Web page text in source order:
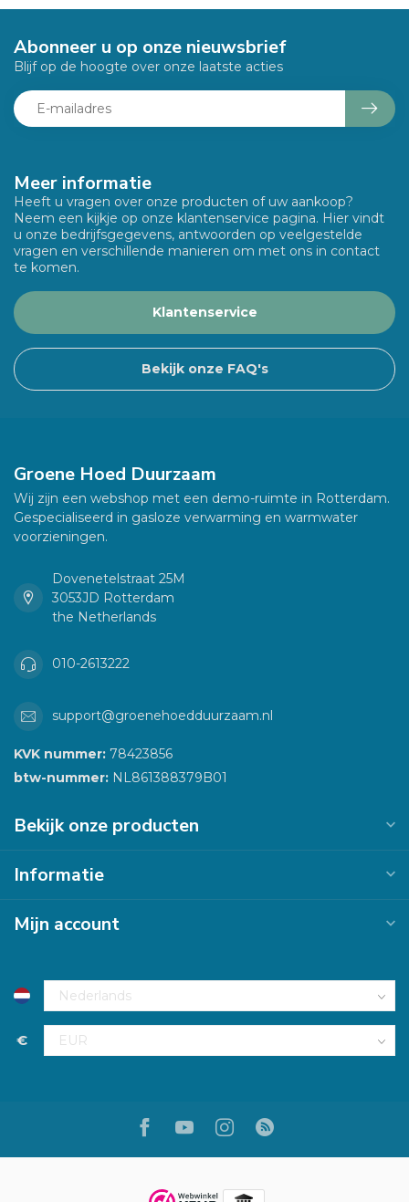
Meer informatie
Heeft u vragen over onze producten of uw aankoop?
Neem een kijkje op onze klantenservice pagina. Hier vindt
u onze bedrijfsgegevens, antwoorden op veelgestelde
vragen en verschillende manieren om met ons in contact
te komen.
Klantenservice
Bekijk onze FAQ's
Abonneer u op onze nieuwsbrief
Blijf op de hoogte over onze laatste acties
Groene Hoed Duurzaam
Wij zijn een webshop met een demo-ruimte in Rotterdam.
Gespecialiseerd in gasloze verwarming en warmwater
voorzieningen.
Dovenetelstraat 25M
3053JD Rotterdam
the Netherlands
010-2613222
support@groenehoedduurzaam.nl
KVK nummer: 78423856
btw-nummer: NL861388379B01
Bekijk onze producten
Informatie
Mijn account
€